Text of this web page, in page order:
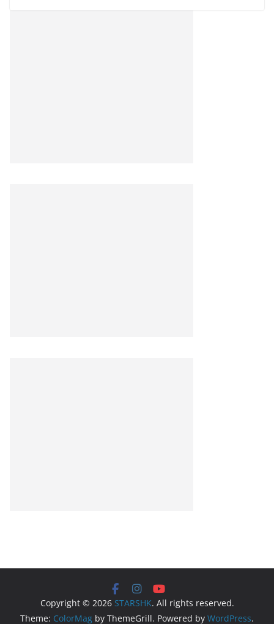
Copyright © 2026 STARSHK. All rights reserved.
Theme: ColorMag by ThemeGrill. Powered by WordPress.